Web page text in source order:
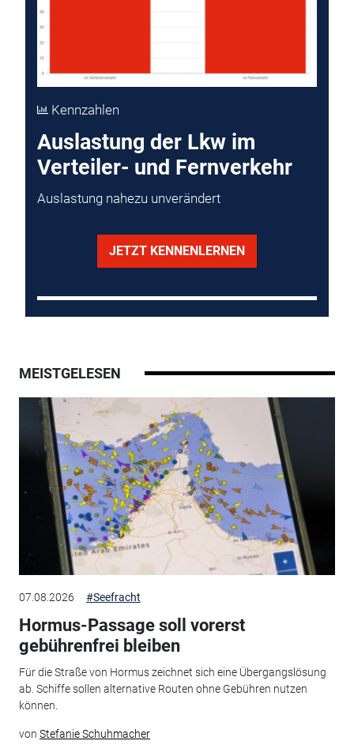
Kennzahlen
Auslastung der Lkw im
Verteiler- und Fernverkehr
Auslastung nahezu unverändert
JETZT KENNENLERNEN
MEISTGELESEN
07.08.2026 #Seefracht
Hormus-Passage soll vorerst
gebührenfrei bleiben
Für die Straße von Hormus zeichnet sich eine Übergangslösung
ab. Schiffe sollen alternative Routen ohne Gebühren nutzen
können.
von Stefanie Schuhmacher